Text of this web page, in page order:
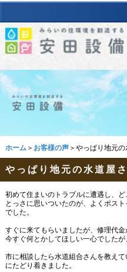
ホーム＞ お客様の声＞やっぱり地元の
やっぱり地元の水道屋
初めて住まいのトラブルに遭遇し、ど
とっさに思いついたのが、よくポス
でした。
すぐに来てもらいましたが、修理代金
今すぐ何とかしてほしい一心でしたが
市に相談したら水道組合さんを教え
にたどり着きました。